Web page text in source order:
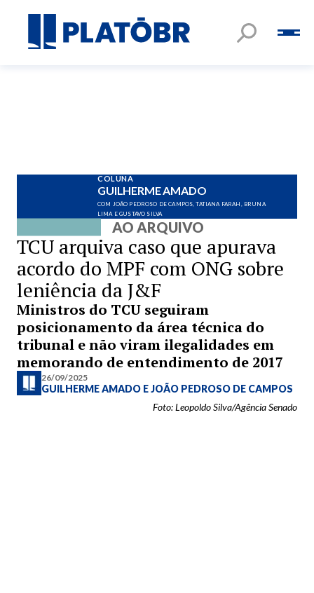
COLUNA
GUILHERME AMADO
COM JOÃO PEDROSO DE CAMPOS, TATIANA FARAH, BRUNA
LIMA E GUSTAVO SILVA
AO ARQUIVO
TCU arquiva caso que apurava
acordo do MPF com ONG sobre
leniência da J&F
Ministros do TCU seguiram
posicionamento da área técnica do
tribunal e não viram ilegalidades em
memorando de entendimento de 2017
26/09/2025
GUILHERME AMADO EJOÃO PEDROSO DE CAMPOS
Foto: Leopoldo Silva/Agência Senado